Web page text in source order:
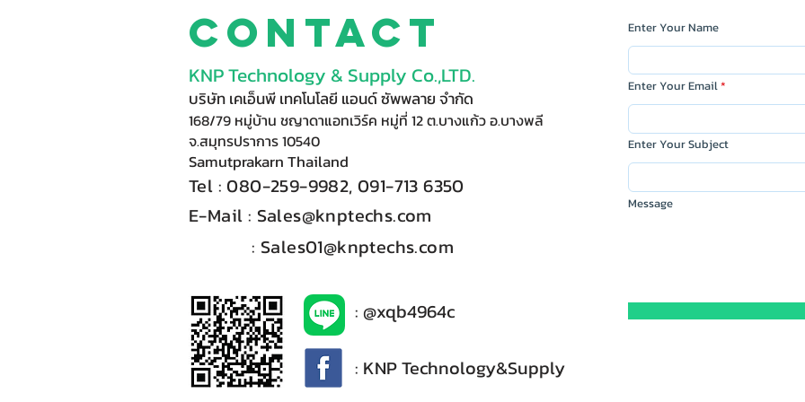
Contact
KNP Technology & Supply Co.,LTD.
บริษัท เคเอ็นพี เทคโนโลยี แอนด์ ซัพพลาย จำกัด
168/79 หมู่บ้าน ชญาดาแอทเวิร์ค หมู่ที่ 12 ต.บางแก้ว อ.บางพลี
จ.สมุทรปราการ 10540
Samutprakarn Thailand
Tel : 080-259-9982, 091-713 6350
E-Mail :​ Sales@knptechs.com
: Sales01@knptechs.com
Enter Your Name
Enter Your Email
Enter Your Subject
Message
: KNP Technology&Supply
: @xqb4964c